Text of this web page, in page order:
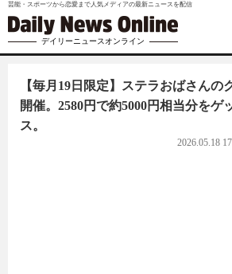
芸能・スポーツから恋愛まで人気メディアの最新ニュースを配信
デイリーニュースオンライン
【毎月19日限定】ステラおばさんの
開催。2580円で約5000円相当分をゲ
ス。
2026.05.18